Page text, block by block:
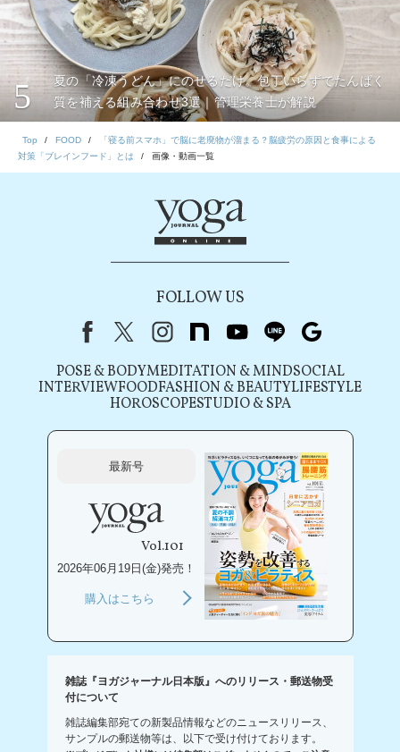
5
夏の「冷凍うどん」にのせるだけ。包丁いらずでたんぱく
質を補える組み合わせ3選｜管理栄養士が解説
Top FOOD
「寝る前スマホ」で脳に老廃物が溜まる？脳疲労の原因と食事による
対策「ブレインフード」とは
画像・動画一覧
FOLLOW US
FacebookX（旧Twitter）
instagram
note youtubeline
POSE & BODYMEDITATION & MINDSOCIAL
INTERVIEWFOODFASHION & BEAUTYLIFESTYLE
HOROSCOPESTUDIO & SPA
最新号
Vol.101
2026年06月19日(金)発売！
購入はこちら
雑誌『ヨガジャーナル日本版』へのリリース・郵送物受
付について
雑誌編集部宛ての新製品情報などのニュースリリース、
サンプルの郵送物等は、以下で受け付けております。